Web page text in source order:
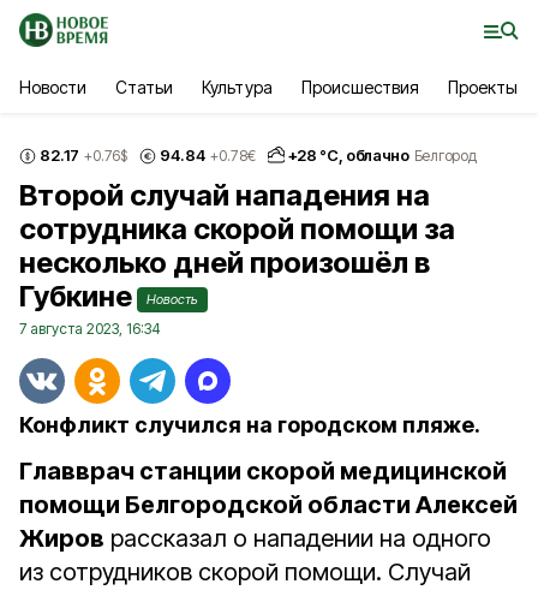
Новости Статьи Культура Происшествия Проекты
82.17 +0.76$ 94.84 +0.78€ +28 °С, облачно Белгород
Второй случай нападения на
сотрудника скорой помощи за
несколько дней произошёл в
Губкине
Новость
7 августа 2023, 16:34
Конфликт случился на городском пляже.
Главврач станции скорой медицинской
помощи Белгородской области Алексей
Жиров рассказал о нападении на одного
из сотрудников скорой помощи. Случай